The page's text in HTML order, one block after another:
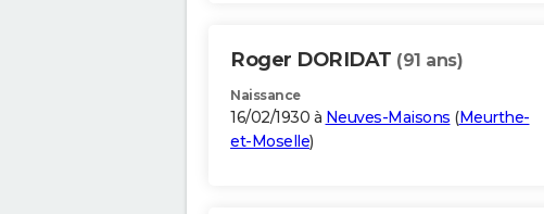
Roger DORIDAT (91 ans)
Naissance
16/02/1930 à Neuves-Maisons (Meurthe-
et-Moselle)